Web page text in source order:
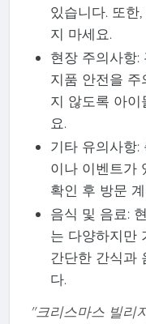
있습니다. 또한
지 마세요.
현장 주의사항:
지품 안전을 주
지 않도록 아이
요.
기타 유의사항:
이나 이벤트가
확인 후 방문
음식 및 음료:
는 다양하지만
간단한 간식과
다.
"크리스마스 빌리